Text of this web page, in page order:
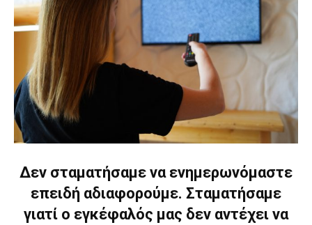
Δεν σταματήσαμε να ενημερωνόμαστε
επειδή αδιαφορούμε. Σταματήσαμε
γιατί ο εγκέφαλός μας δεν αντέχει να